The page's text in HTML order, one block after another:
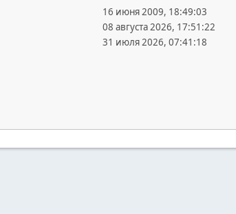
16 июня 2009, 18:49:03
08 августа 2026, 17:51:22
31 июля 2026, 07:41:18